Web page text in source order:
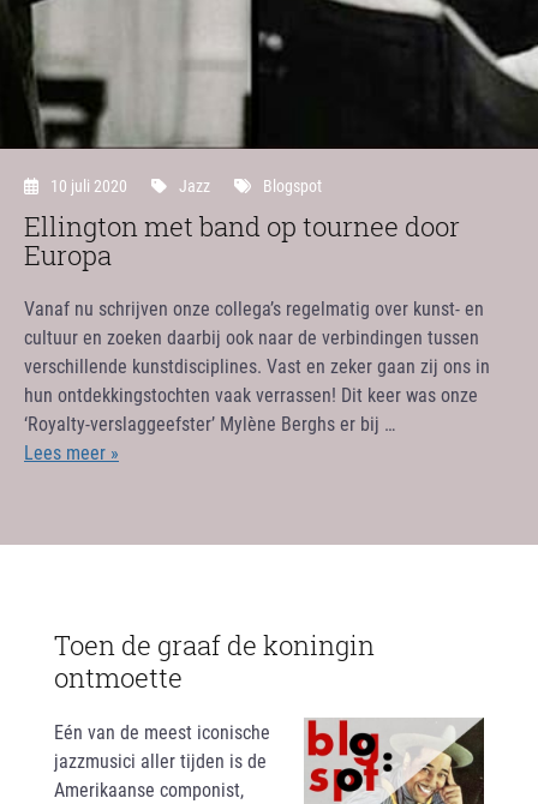
10 juli 2020 Jazz Blogspot
Ellington met band op tournee door
Europa
Vanaf nu schrijven onze collega’s regelmatig over kunst- en
cultuur en zoeken daarbij ook naar de verbindingen tussen
verschillende kunstdisciplines. Vast en zeker gaan zij ons in
hun ontdekkingstochten vaak verrassen! Dit keer was onze
‘Royalty-verslaggeefster’ Mylène Berghs er bij …
Lees meer »
Toen de graaf de koningin
ontmoette
Eén van de meest iconische
jazzmusici aller tijden is de
Amerikaanse componist,